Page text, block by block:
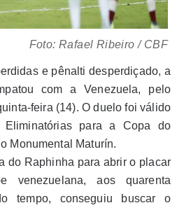
Foto: Rafael Ribeiro / CBF
e pênalti desperdiçado, a
com a Venezuela, pelo
feira (14). O duelo foi válido
Eliminatórias para a Copa do
Monumental Maturín.
do Raphinha para abrir o placar
venezuelana, aos quarenta
tempo, conseguiu buscar o